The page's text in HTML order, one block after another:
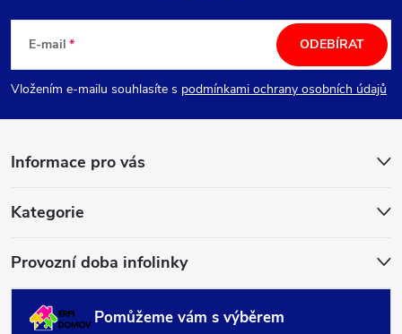
p
a
E-mail
Vložením e-mailu souhlasíte s podmínkami ochrany osobních údajů
ODEBÍRAT
Informace pro vás
Kategorie
Provozní doba infolinky
Pomůžeme vám s výběrem